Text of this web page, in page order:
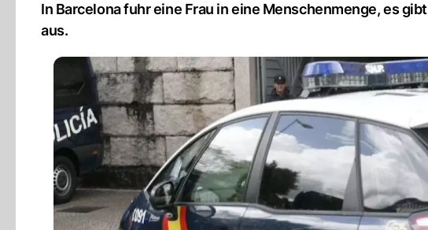
In Barcelona fuhr eine Frau in eine Menschenmenge, es
aus.